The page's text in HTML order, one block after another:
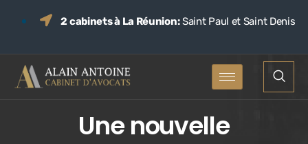
2 cabinets à La Réunion:Saint Paul et Saint Denis
Une nouvelle